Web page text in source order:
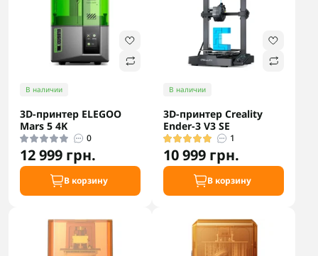
В наличии
3D-принтер ELEGOO
Mars 5 4K
0
12 999 грн.
В корзину
В наличии
3D-принтер Creality
Ender-3 V3 SE
1
10 999 грн.
В корзину